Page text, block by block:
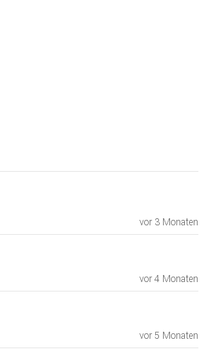
vor 3 Monaten
vor 4 Monaten
vor 5 Monaten